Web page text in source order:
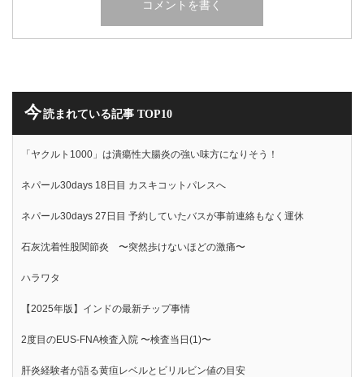
今読まれている記事 TOP10
「ヤクルト1000」は潰瘍性大腸炎の強い味方になりそう！
ネパール30days 18日目 カスキコットパレスへ
ネパール30days 27日目 予約していたバスが事前連絡もなく運休
石灰沈着性股関節炎 〜突然歩けないほどの激痛〜
ハラワタ
【2025年版】インドの最新チップ事情
2度目のEUS-FNA検査入院 〜検査当日(1)〜
肝炎経験者が語る黄疸レベルとビリルビン値の目安